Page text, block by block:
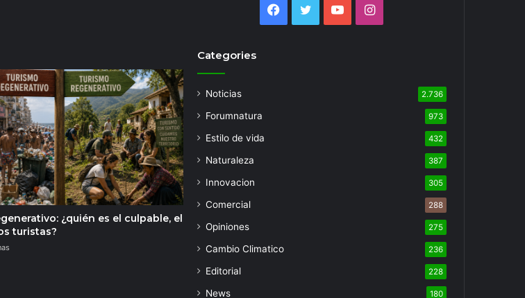
¿quién es el culpable, el
turistas?
Facebook
TwitterYouTubeInstagram
Categories
Noticias 2.736
Forumnatura 973
Estilo de vida 432
Naturaleza 387
Innovacion 305
Comercial 288
Opiniones 275
Cambio Climatico 236
Editorial 228
News 180